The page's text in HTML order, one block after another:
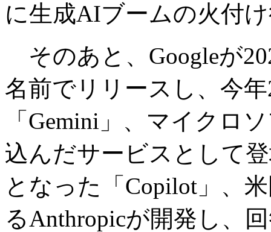
に生成AIブームの火付
そのあと、Googleが
名前でリリースし、今
「Gemini」、マイクロ
込んだサービスとして
となった「Copilot」、
るAnthropicが開発し、